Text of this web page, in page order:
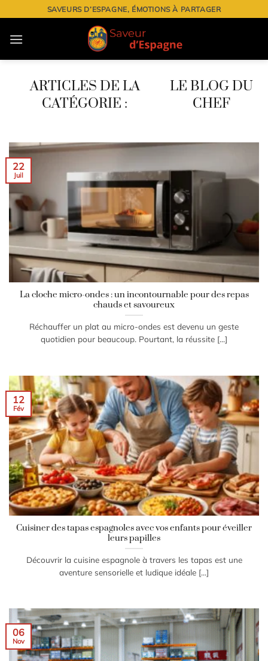
au
contenu
SAVEURS D’ESPAGNE, ÉMOTIONS À PARTAGER
LE BLOG DU
CHEF
La cloche micro-ondes : un incontournable pour des repas
chauds et savoureux
Réchauffer un plat au micro-ondes est devenu un geste
quotidien pour beaucoup. Pourtant, la réussite [...]
22
Juil
Cuisiner des tapas espagnoles avec vos enfants pour éveiller
leurs papilles
Découvrir la cuisine espagnole à travers les tapas est une
aventure sensorielle et ludique idéale [...]
12
Fév
06
Nov